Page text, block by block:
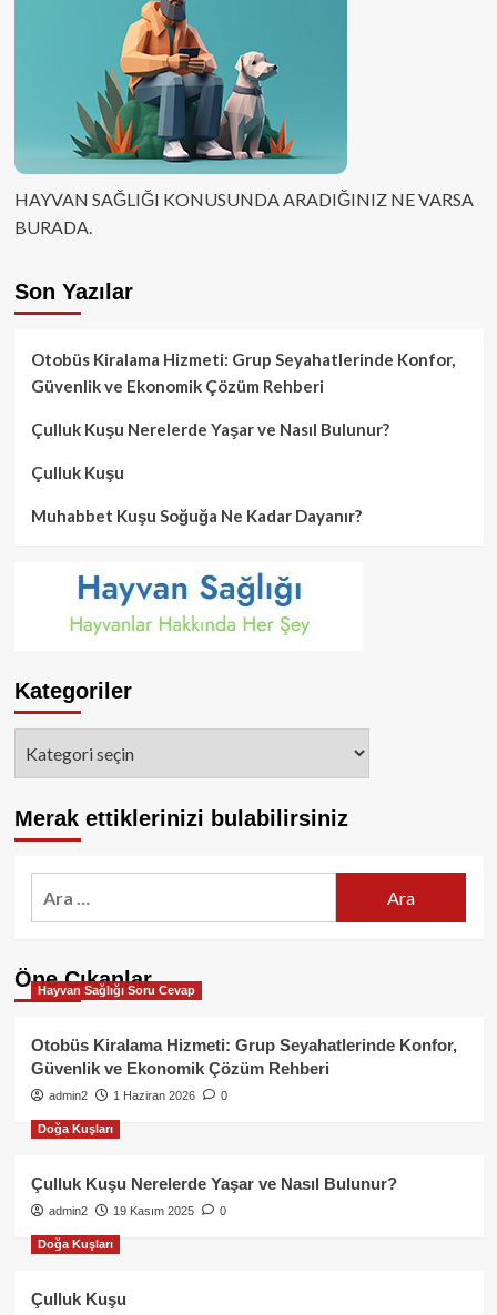
HAYVAN SAĞLIĞI KONUSUNDA ARADIĞINIZ NE VARSA
BURADA.
Son Yazılar
Otobüs Kiralama Hizmeti: Grup Seyahatlerinde Konfor,
Güvenlik ve Ekonomik Çözüm Rehberi
Çulluk Kuşu Nerelerde Yaşar ve Nasıl Bulunur?
Çulluk Kuşu
Muhabbet Kuşu Soğuğa Ne Kadar Dayanır?
Kategoriler
Merak ettiklerinizi bulabilirsiniz
Öne Çıkanlar
Hayvan Sağlığı Soru Cevap
Otobüs Kiralama Hizmeti: Grup Seyahatlerinde Konfor,
Güvenlik ve Ekonomik Çözüm Rehberi
admin2 1 Haziran 2026 0
Doğa Kuşları
Çulluk Kuşu Nerelerde Yaşar ve Nasıl Bulunur?
admin2 19 Kasım 2025 0
Doğa Kuşları
Çulluk Kuşu